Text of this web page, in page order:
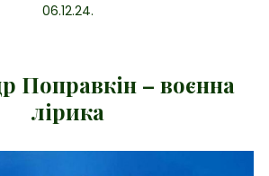
06.12.24.
Поправкін – воєнна
лірика